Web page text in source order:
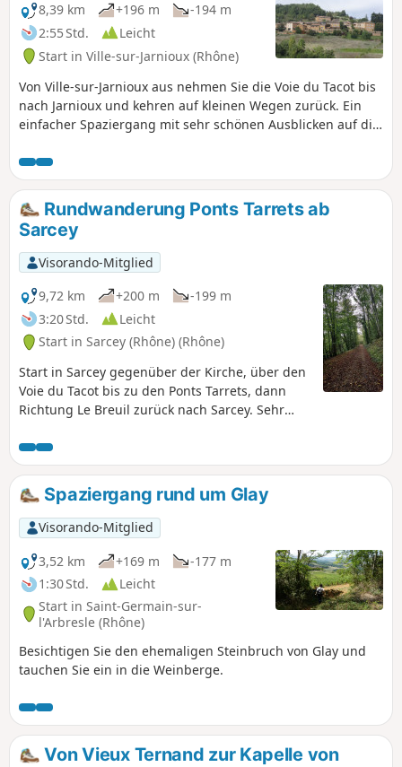
8,39 km
+196 m
-194 m
2:55 Std.
Leicht
Start in Ville-sur-Jarnioux (Rhône)
Von Ville-sur-Jarnioux aus nehmen Sie die Voie du Tacot bis
nach Jarnioux und kehren auf kleinen Wegen zurück. Ein
einfacher Spaziergang mit sehr schönen Ausblicken auf die
Rundwanderung Ponts Tarrets ab
Sarcey
Visorando-Mitglied
9,72 km
+200 m
-199 m
3:20 Std.
Leicht
Start in Sarcey (Rhône) (Rhône)
Start in Sarcey gegenüber der Kirche, über den
Voie du Tacot bis zu den Ponts Tarrets, dann
Richtung Le Breuil zurück nach Sarcey. Sehr
Spaziergang rund um Glay
Visorando-Mitglied
3,52 km
+169 m
-177 m
1:30 Std.
Leicht
Start in Saint-Germain-sur-
l'Arbresle (Rhône)
Besichtigen Sie den ehemaligen Steinbruch von Glay und
tauchen Sie ein in die Weinberge.
Von Vieux Ternand zur Kapelle von